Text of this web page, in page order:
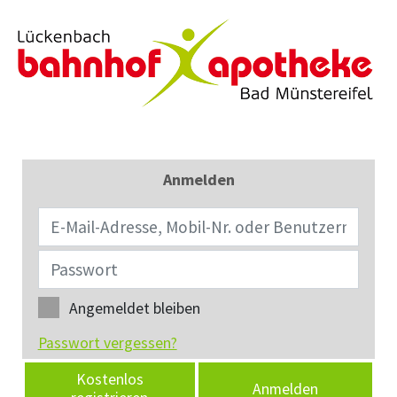
Anmelden
Angemeldet bleiben
Passwort vergessen?
Kostenlos
Anmelden